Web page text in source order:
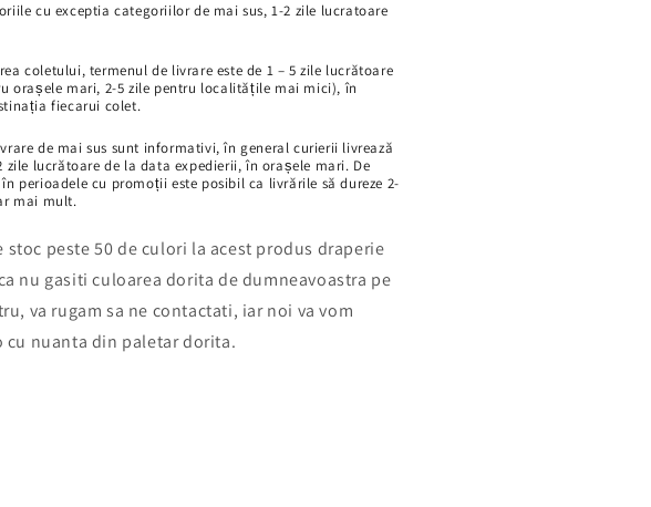
cu exceptia categoriilor de mai sus, 1-2 zile lucratoare
coletului, termenul de livrare este de 1 – 5 zile lucrătoare
orașele mari, 2-5 zile pentru localitățile mai mici), în
fiecarui colet.
de mai sus sunt informativi, în general curierii livrează
zile lucrătoare de la data expedierii, în orașele mari. De
perioadele cu promoții este posibil ca livrările să dureze 2-
mai mult.
stoc peste 50 de culori la acest produs draperie
nu gasiti culoarea dorita de dumneavoastra pe
va rugam sa ne contactati, iar noi va vom
nuanta din paletar dorita.